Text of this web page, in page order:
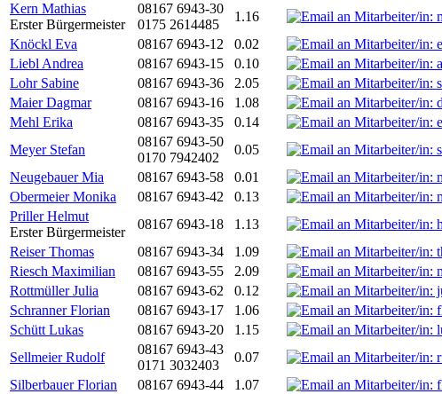
Kern Mathias
Erster Bürgermeister
08167 6943-30
0175 2614485
1.16
Knöckl Eva
08167 6943-12 0.02
Liebl Andrea
08167 6943-15 0.10
Lohr Sabine
08167 6943-36 2.05
Maier Dagmar
08167 6943-16 1.08
Mehl Erika
08167 6943-35 0.14
Meyer Stefan
08167 6943-50
0170 7942402
0.05
Neugebauer Mia
08167 6943-58 0.01
Obermeier Monika
08167 6943-42 0.13
Priller Helmut
Erster Bürgermeister
08167 6943-18 1.13
Reiser Thomas
08167 6943-34 1.09
Riesch Maximilian
08167 6943-55 2.09
Rottmüller Julia
08167 6943-62 0.12
Schranner Florian
08167 6943-17 1.06
Schütt Lukas
08167 6943-20 1.15
Sellmeier Rudolf
08167 6943-43
0171 3032403
0.07
Silberbauer Florian
08167 6943-44 1.07